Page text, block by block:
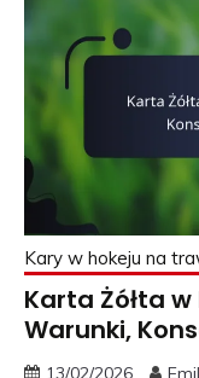
Kary w hokeju na
Karta Żółta
Warunki,
13/02/2026